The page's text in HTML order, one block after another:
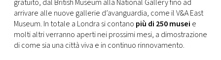
gratuito, dal British Museum alla National Gallery fino ad
arrivare alle nuove gallerie d’avanguardia, come il V&A East
Museum. In totale a Londra si contano più di 250 musei e
molti altri verranno aperti nei prossimi mesi, a dimostrazione
di come sia una città viva e in continuo rinnovamento.